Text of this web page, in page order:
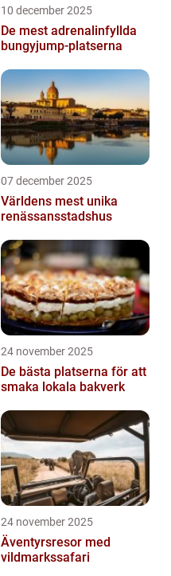
10 december 2025
De mest adrenalinfyllda
bungyjump-platserna
07 december 2025
Världens mest unika
renässansstadshus
24 november 2025
De bästa platserna för att
smaka lokala bakverk
24 november 2025
Äventyrsresor med
vildmarkssafari